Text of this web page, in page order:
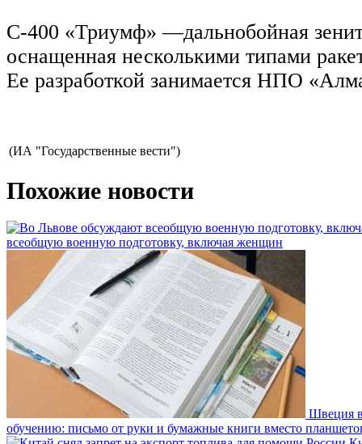
С-400 «Триумф» —дальнобойная
оснащенная несколькими типами
Ее разработкой занимается НПО
(ИА "Государственные вести")
Похожие новости
всеобщую военную подготовку, включая женщин
Швеция
обучению: письмо от руки и бумажные книги вместо